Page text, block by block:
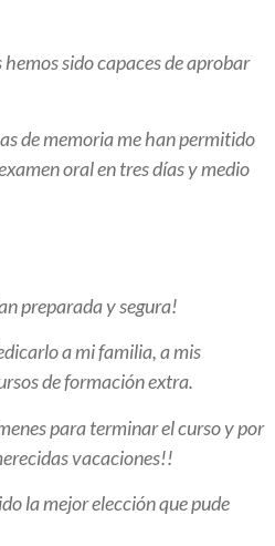
sido capaces de aprobar
de memoria me han permitido
oral en tres días y medio
preparada y segura!
a mi familia, a mis
de formación extra.
para terminar el curso y por
vacaciones!!
la mejor elección que pude